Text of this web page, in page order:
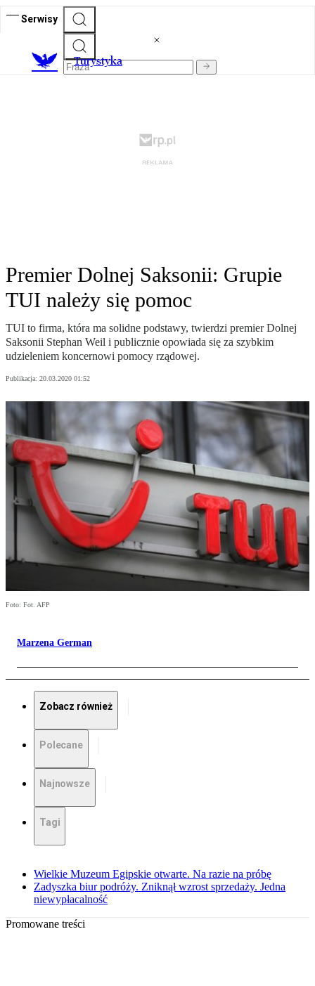
Serwisy
Turystyka
Premier Dolnej Saksonii: Grupie
TUI należy się pomoc
TUI to firma, która ma solidne podstawy, twierdzi premier Dolnej
Saksonii Stephan Weil i publicznie opowiada się za szybkim
udzieleniem koncernowi pomocy rządowej.
Publikacja: 20.03.2020 01:52
Foto: Fot. AFP
Marzena German
Zobacz również
Polecane
Najnowsze
Tagi
Wielkie Muzeum Egipskie otwarte. Na razie na próbę
Zadyszka biur podróży. Zniknął wzrost sprzedaży. Jedna
niewypłacalność
Promowane treści